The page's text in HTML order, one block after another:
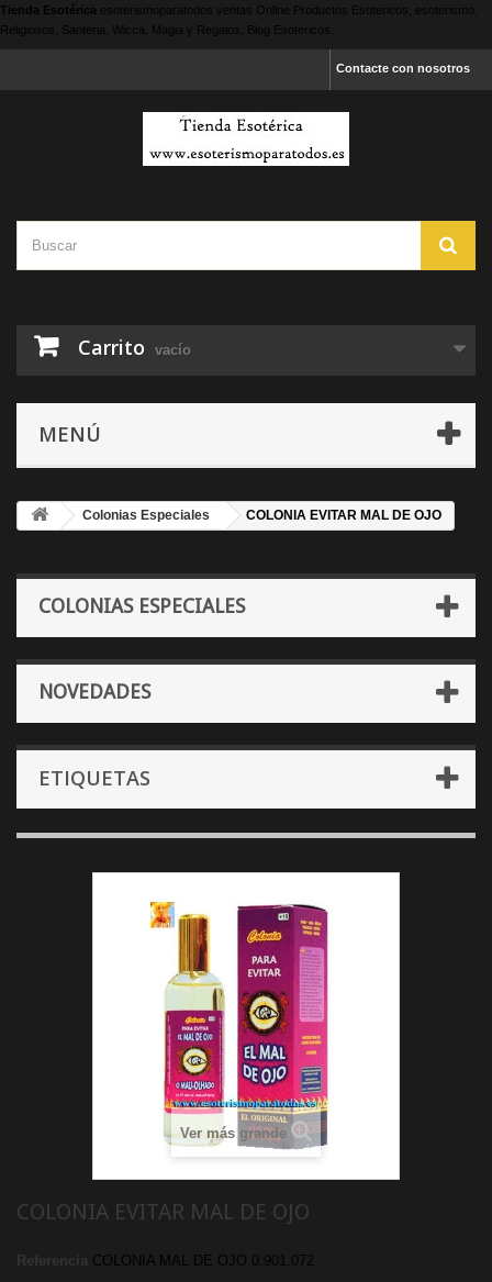
Tienda Esotérica esoterismoparatodos ventas Online Productos Esotericos, esoterismo,
Religiosos, Santeria, Wicca, Magia y Regalos, Blog Esotericos.
Contacte con nosotros
Carrito vacío
MENÚ
Colonias Especiales COLONIA EVITAR MAL DE OJO
COLONIAS ESPECIALES
NOVEDADES
ETIQUETAS
Ver más grande
COLONIA EVITAR MAL DE OJO
Referencia COLONIA MAL DE OJO 0.901.072